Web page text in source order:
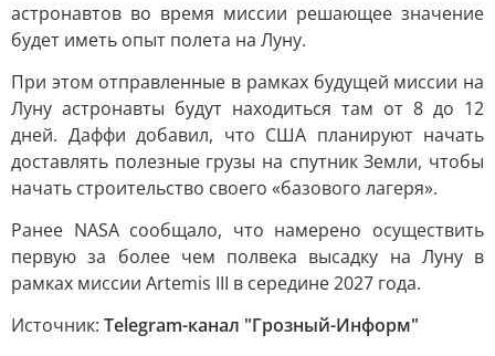
астронавтов во время миссии решающее значение
будет иметь опыт полета на Луну.
При этом отправленные в рамках будущей миссии на
Луну астронавты будут находиться там от 8 до 12
дней. Даффи добавил, что США планируют начать
доставлять полезные грузы на спутник Земли, чтобы
начать строительство своего «базового лагеря».
Ранее NASA сообщало, что намерено осуществить
первую за более чем полвека высадку на Луну в
рамках миссии Artemis III в середине 2027 года.
Источник: Telegram-канал "Грозный-Информ"